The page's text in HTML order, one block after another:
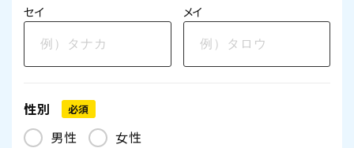
セイ メイ
性別 必須
男性 女性